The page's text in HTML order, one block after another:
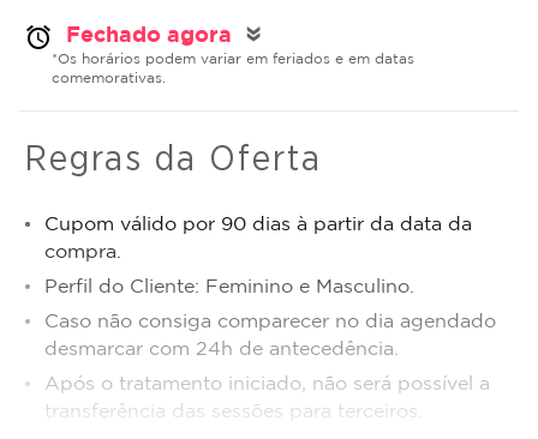
alarm Fechado agora double_arrow
*Os horários podem variar em feriados e em datas
comemorativas.
Regras da Oferta
Cupom válido por 90 dias à partir da data da
compra.
Perfil do Cliente: Feminino e Masculino.
Caso não consiga comparecer no dia agendado
desmarcar com 24h de antecedência.
Após o tratamento iniciado, não será possível a
transferência das sessões para terceiros.